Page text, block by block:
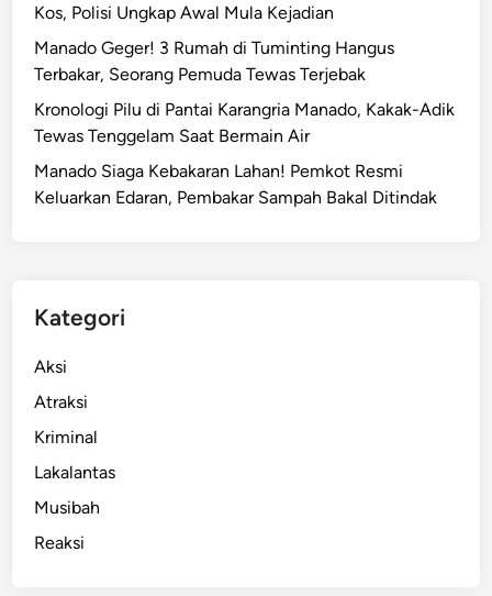
Kos, Polisi Ungkap Awal Mula Kejadian
Manado Geger! 3 Rumah di Tuminting Hangus
Terbakar, Seorang Pemuda Tewas Terjebak
Kronologi Pilu di Pantai Karangria Manado, Kakak-Adik
Tewas Tenggelam Saat Bermain Air
Manado Siaga Kebakaran Lahan! Pemkot Resmi
Keluarkan Edaran, Pembakar Sampah Bakal Ditindak
Kategori
Aksi
Atraksi
Kriminal
Lakalantas
Musibah
Reaksi